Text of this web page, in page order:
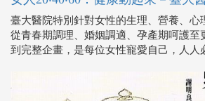
臺大醫院特別針對女性的生理、營養、心
從青春期調理、婚姻調適、孕產期呵護至
到完整企畫，是每位女性寵愛自己，人人